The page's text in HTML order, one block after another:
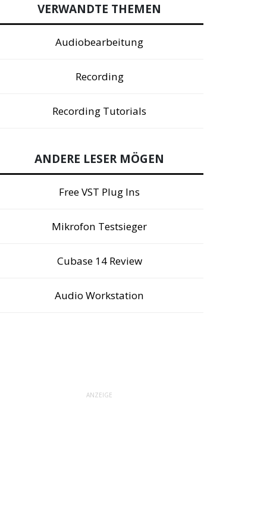
VERWANDTE THEMEN
Audiobearbeitung
Recording
Recording Tutorials
ANDERE LESER MÖGEN
Free VST Plug Ins
Mikrofon Testsieger
Cubase 14 Review
Audio Workstation
ANZEIGE